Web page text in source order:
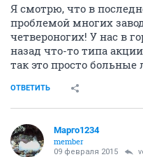
Я смотрю, что в
проблемой многих
четвероногих! У нас в
назад что-то типа
так это просто больные
ОТВЕТИТЬ
Марго1234
member
09 февраля 2015